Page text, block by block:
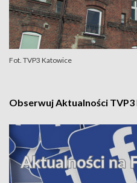
Fot. TVP3 Katowice
Obserwuj Aktualności